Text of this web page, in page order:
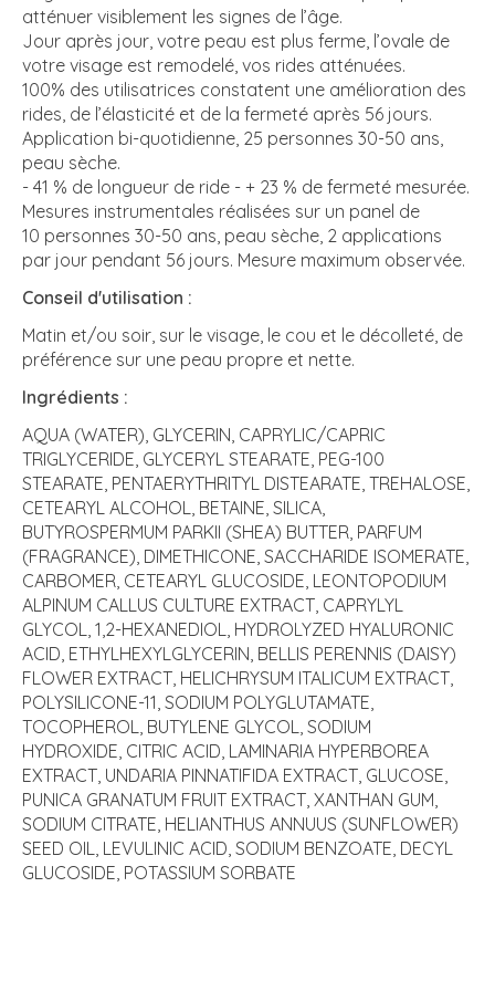
atténuer visiblement les signes de l’âge.
Jour après jour, votre peau est plus ferme, l’ovale de
votre visage est remodelé, vos rides atténuées.
100% des utilisatrices constatent une amélioration des
rides, de l’élasticité et de la fermeté après 56 jours.
Application bi-quotidienne, 25 personnes 30-50 ans,
peau sèche.
- 41 % de longueur de ride - + 23 % de fermeté mesurée.
Mesures instrumentales réalisées sur un panel de
10 personnes 30-50 ans, peau sèche, 2 applications
par jour pendant 56 jours. Mesure maximum observée.
Conseil d'utilisation :
Matin et/ou soir, sur le visage, le cou et le décolleté, de
préférence sur une peau propre et nette.
Ingrédients :
AQUA (WATER), GLYCERIN, CAPRYLIC/CAPRIC
TRIGLYCERIDE, GLYCERYL STEARATE, PEG-100
STEARATE, PENTAERYTHRITYL DISTEARATE, TREHALOSE,
CETEARYL ALCOHOL, BETAINE, SILICA,
BUTYROSPERMUM PARKII (SHEA) BUTTER, PARFUM
(FRAGRANCE), DIMETHICONE, SACCHARIDE ISOMERATE,
CARBOMER, CETEARYL GLUCOSIDE, LEONTOPODIUM
ALPINUM CALLUS CULTURE EXTRACT, CAPRYLYL
GLYCOL, 1,2-HEXANEDIOL, HYDROLYZED HYALURONIC
ACID, ETHYLHEXYLGLYCERIN, BELLIS PERENNIS (DAISY)
FLOWER EXTRACT, HELICHRYSUM ITALICUM EXTRACT,
POLYSILICONE-11, SODIUM POLYGLUTAMATE,
TOCOPHEROL, BUTYLENE GLYCOL, SODIUM
HYDROXIDE, CITRIC ACID, LAMINARIA HYPERBOREA
EXTRACT, UNDARIA PINNATIFIDA EXTRACT, GLUCOSE,
PUNICA GRANATUM FRUIT EXTRACT, XANTHAN GUM,
SODIUM CITRATE, HELIANTHUS ANNUUS (SUNFLOWER)
SEED OIL, LEVULINIC ACID, SODIUM BENZOATE, DECYL
GLUCOSIDE, POTASSIUM SORBATE